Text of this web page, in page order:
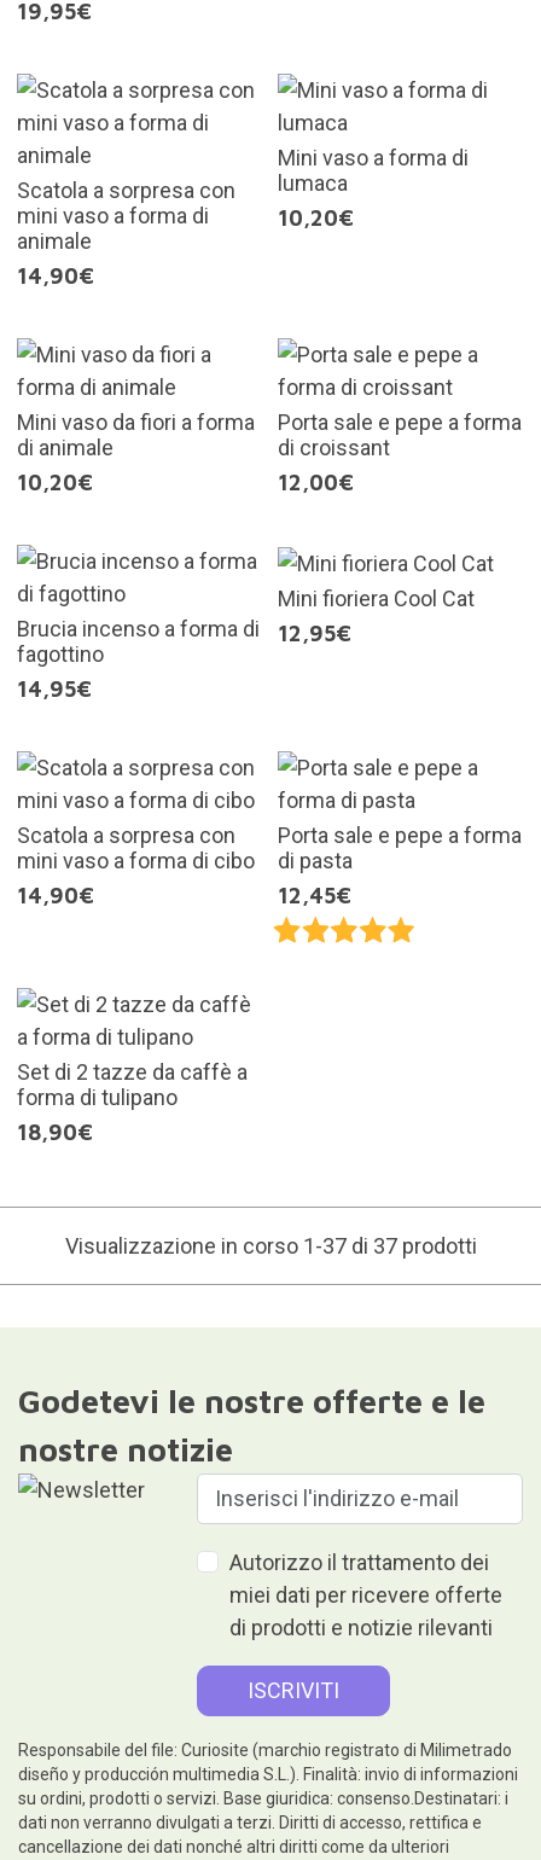
19,95€
Scatola a sorpresa con
mini vaso a forma di
animale
14,90€
Mini vaso a forma di
lumaca
10,20€
Mini vaso da fiori a forma
di animale
10,20€
Porta sale e pepe a forma
di croissant
12,00€
Brucia incenso a forma di
fagottino
14,95€
Mini fioriera Cool Cat
12,95€
Scatola a sorpresa con
mini vaso a forma di cibo
14,90€
Porta sale e pepe a forma
di pasta
12,45€
Set di 2 tazze da caffè a
forma di tulipano
18,90€
Visualizzazione in corso 1-37 di 37 prodotti
Godetevi le nostre offerte e le
nostre notizie
Autorizzo il trattamento dei
miei dati per ricevere offerte
di prodotti e notizie rilevanti
Responsabile del file: Curiosite (marchio registrato di Milimetrado
diseño y producción multimedia S.L.). Finalità: invio di informazioni
su ordini, prodotti o servizi. Base giuridica: consenso.Destinatari: i
dati non verranno divulgati a terzi. Diritti di accesso, rettifica e
cancellazione dei dati nonché altri diritti come da ulteriori